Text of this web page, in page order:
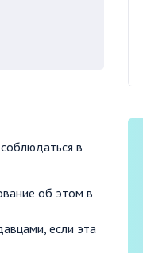
в
об этом в
если эта